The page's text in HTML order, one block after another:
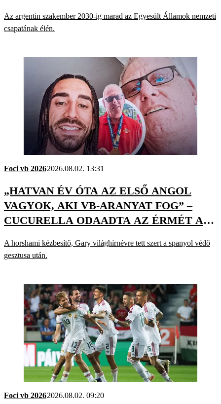
Az argentin szakember 2030-ig marad az Egyesült Államok nemzeti
csapatának élén.
Foci vb 20262026.08.02. 13:31
„HATVAN ÉV ÓTA AZ ELSŐ ANGOL
VAGYOK, AKI VB-ARANYAT FOG” –
CUCURELLA ODAADTA AZ ÉRMÉT A
A horshami kézbesítő, Gary világhírnévre tett szert a spanyol védő
gesztusa után.
Foci vb 20262026.08.02. 09:20